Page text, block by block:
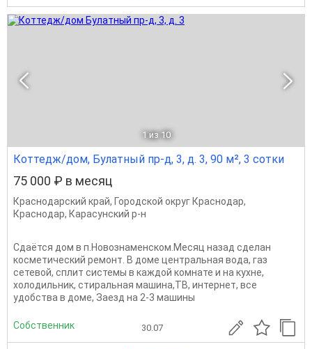
1 из 10
Коттедж/дом, Булатный пр-д, 3, д. 3, 90 м², 3 сотки
75 000 ₽ в месяц
Краснодарский край, Городской округ Краснодар,
Краснодар, Карасунский р-н
Сдаётся дом в п.Новознаменском.Месяц назад сделан
косметический ремонт. В доме центральная вода, газ
сетевой, сплит системы в каждой комнате и на кухне,
холодильник, стиральная машина,ТВ, интернет, все
удобства в доме, Заезд на 2-3 машины
Собственник 30.07